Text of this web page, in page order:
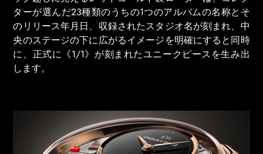
ターが選んだ23種類のうちの1つのアルバムの名称とそ
のリリース年月日、収録されたスタジオ名が刻まれ、中
央のステージの下に広がるイメージを明確にすると同時
に、正式に《1/1》が刻まれたユニークピースを生み出
します。